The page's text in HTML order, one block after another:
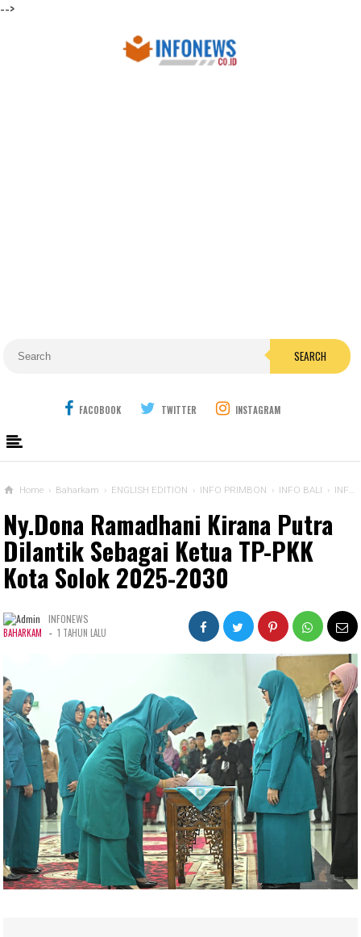
-->
SEARCH
FACOBOOK TWITTER INSTAGRAM
Home › Baharkam › ENGLISH EDITION › INFO PRIMBON › INFO BALI › INFO BEKASI
Ny.Dona Ramadhani Kirana Putra
Dilantik Sebagai Ketua TP-PKK
Kota Solok 2025-2030
INFONEWS
BAHARKAM - 1 TAHUN LALU